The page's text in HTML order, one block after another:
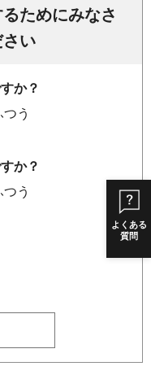
よくある
質問
ためにみなさ
さい
か？
つう
か？
つう